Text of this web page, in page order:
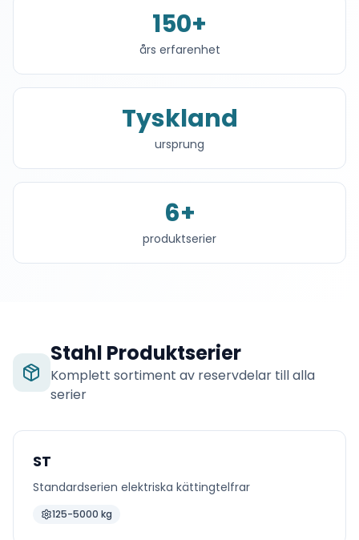
150+
års erfarenhet
Tyskland
ursprung
6+
produktserier
Stahl Produktserier
Komplett sortiment av reservdelar till alla
serier
ST
Standardserien elektriska kättingtelfrar
125-5000 kg